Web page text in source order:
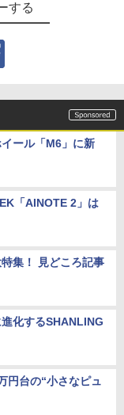
する
ール「M6」に新
「AINOTE 2」は
集！ 見どころ記事
化するSHANLING
円台の“小さなピュ